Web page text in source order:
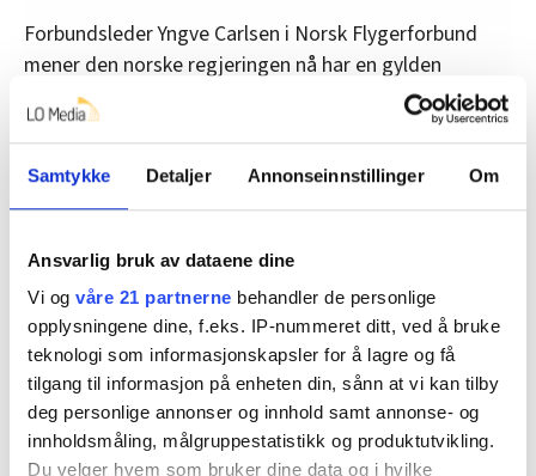
Samtykke Detaljer Annonseinnstillinger Om
Ansvarlig bruk av dataene dine
Vi og våre 21 partnerne behandler de personlige
opplysningene dine, f.eks. IP-nummeret ditt, ved å bruke
teknologi som informasjonskapsler for å lagre og få
tilgang til informasjon på enheten din, sånn at vi kan tilby
deg personlige annonser og innhold samt annonse- og
innholdsmåling, målgruppestatistikk og produktutvikling.
Du velger hvem som bruker dine data og i hvilke
Forbundsleder Yngve Carlsen i Norsk Flygerforbund
mener den norske regjeringen nå har en gylden
mulighet til å sette skapet på plass.
– Vi ønsker gjerne Wizz Air velkommen til Norge, hvis
de opptrer på en måte som gjør at
konkurransevilkårene blir like og rettferdige. Det er fri
Wizz Air tillates å etablere baser i Norge som drives på
samme måte som basen i Gdansk, får de et
konkurransefortrinn som norske myndigheter ikke
burde tillatt, sier Carlsen til FriFagbevegelse.